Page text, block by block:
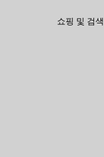
쇼핑 및 검색